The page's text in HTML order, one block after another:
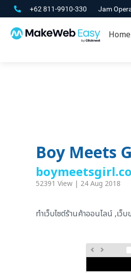
+62 811-9910-330 Jam
Home
Boy Meets
52391 View | 24 Aug 2018
ทำเว็บไซต์ร้านค้าออนไลน์ ,เว็